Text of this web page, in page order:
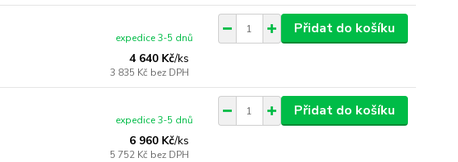
4 640 Kč/ks
3 835 Kč bez DPH
expedice 3-5 dnů
Přidat do košíku
6 960 Kč/ks
5 752 Kč bez DPH
expedice 3-5 dnů
Přidat do košíku